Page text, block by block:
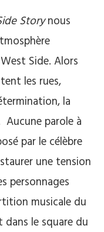
Storynous
Side. Alors
les rues,
la
Aucune parole à
par le célèbre
une tension
personnages
musicale du
le square du